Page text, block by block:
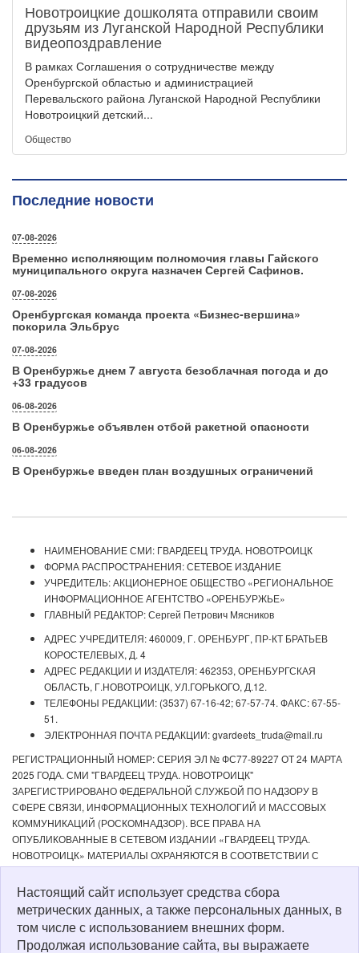
Новотроицкие дошколята отправили своим
друзьям из Луганской Народной Республики
видеопоздравление
В рамках Соглашения о сотрудничестве между
Оренбургской областью и администрацией
Перевальского района Луганской Народной Республики
Новотроицкий детский...
Общество
Последние новости
07-08-2026
Временно исполняющим полномочия главы Гайского
муниципального округа назначен Сергей Сафинов.
07-08-2026
Оренбургская команда проекта «Бизнес‑вершина»
покорила Эльбрус
07-08-2026
В Оренбуржье днем 7 августа безоблачная погода и до
+33 градусов
06-08-2026
В Оренбуржье объявлен отбой ракетной опасности
06-08-2026
В Оренбуржье введен план воздушных ограничений
НАИМЕНОВАНИЕ СМИ: ГВАРДЕЕЦ ТРУДА. НОВОТРОИЦК
ФОРМА РАСПРОСТРАНЕНИЯ: СЕТЕВОЕ ИЗДАНИЕ
УЧРЕДИТЕЛЬ: АКЦИОНЕРНОЕ ОБЩЕСТВО «РЕГИОНАЛЬНОЕ
ИНФОРМАЦИОННОЕ АГЕНТСТВО «ОРЕНБУРЖЬЕ»
ГЛАВНЫЙ РЕДАКТОР: Сергей Петрович Мясников
АДРЕС УЧРЕДИТЕЛЯ: 460009, Г. ОРЕНБУРГ, ПР-КТ БРАТЬЕВ
КОРОСТЕЛЕВЫХ, Д. 4
АДРЕС РЕДАКЦИИ И ИЗДАТЕЛЯ: 462353, ОРЕНБУРГСКАЯ
ОБЛАСТЬ, Г.НОВОТРОИЦК, УЛ.ГОРЬКОГО, Д.12.
ТЕЛЕФОНЫ РЕДАКЦИИ: (3537) 67-16-42; 67-57-74. ФАКС: 67-55-
51.
ЭЛЕКТРОННАЯ ПОЧТА РЕДАКЦИИ: gvardeets_truda@mail.ru
РЕГИСТРАЦИОННЫЙ НОМЕР: СЕРИЯ ЭЛ № ФС77-89227 ОТ 24 МАРТА
2025 ГОДА. СМИ "ГВАРДЕЕЦ ТРУДА. НОВОТРОИЦК"
ЗАРЕГИСТРИРОВАНО ФЕДЕРАЛЬНОЙ СЛУЖБОЙ ПО НАДЗОРУ В
СФЕРЕ СВЯЗИ, ИНФОРМАЦИОННЫХ ТЕХНОЛОГИЙ И МАССОВЫХ
КОММУНИКАЦИЙ (РОСКОМНАДЗОР). ВСЕ ПРАВА НА
ОПУБЛИКОВАННЫЕ В СЕТЕВОМ ИЗДАНИИ «ГВАРДЕЕЦ ТРУДА.
НОВОТРОИЦК» МАТЕРИАЛЫ ОХРАНЯЮТСЯ В СООТВЕТСТВИИ С
ЗАКОНОДАТЕЛЬСТВОМ РФ. ЛЮБОЕ ИСПОЛЬЗОВАНИЕ МАТЕРИАЛОВ
ДОПУСКАЕТСЯ ТОЛЬКО ПО СОГЛАСОВАНИЮ С РЕДАКЦИЕЙ С
ОБЯЗАТЕЛЬНОЙ АКТИВНОЙ ССЫЛКОЙ НА ИСТОЧНИК. РЕДАКЦИЯ НЕ
НЕСЕТ ОТВЕТСТВЕННОСТИ ЗА ДОСТОВЕРНОСТЬ РЕКЛАМНЫХ
МАТЕРИАЛОВ, РАЗМЕЩЕННЫХ В СЕТЕВОМ ИЗДАНИИ «ГВАРДЕЕЦ
Настоящий сайт использует средства сбора
метрических данных, а также персональных данных, в
том числе с использованием внешних форм.
Продолжая использование сайта, вы выражаете